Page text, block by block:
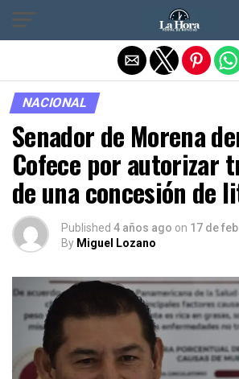
NACIONAL
Senador de Morena
Cofece por autorizar
de una concesión de
Published 4 años ago on 17 de
By Miguel Lozano
Salir de la versión